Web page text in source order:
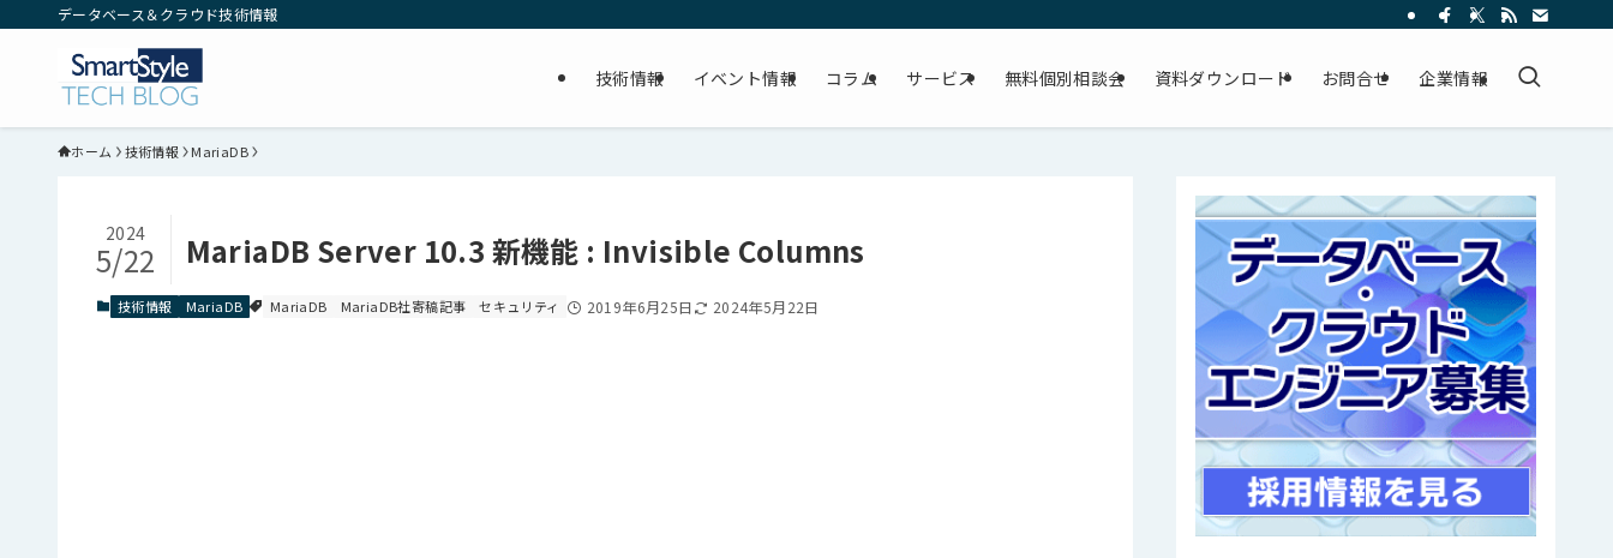
データベース＆クラウド技術情報
技術情報 イベント情報 コラム サービス 無料個別相談会 資料ダウンロード お問合せ 企業情報
ホーム 技術情報 MariaDB
MariaDB Server 10.3 新機能 : Invisible Columns
2024
5/22
技術情報 MariaDB MariaDB MariaDB社寄稿記事 セキュリティ 2019年6月25日 2024年5月22日